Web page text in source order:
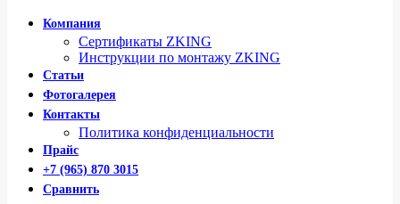
Компания
Сертификаты ZKING
Инструкции по монтажу ZKING
Статьи
Фотогалерея
Контакты
Политика конфиденциальности
Прайс
+7 (965) 870 3015
Сравнить